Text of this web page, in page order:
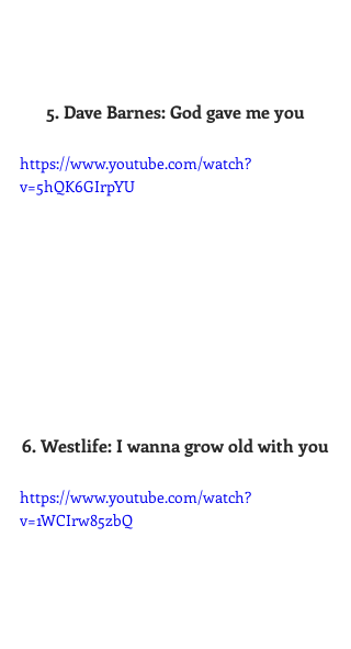
5. Dave Barnes: God gave me you
https://www.youtube.com/watch?
v=5hQK6GIrpYU
6. Westlife: I wanna grow old with you
https://www.youtube.com/watch?
v=1WCIrw85zbQ